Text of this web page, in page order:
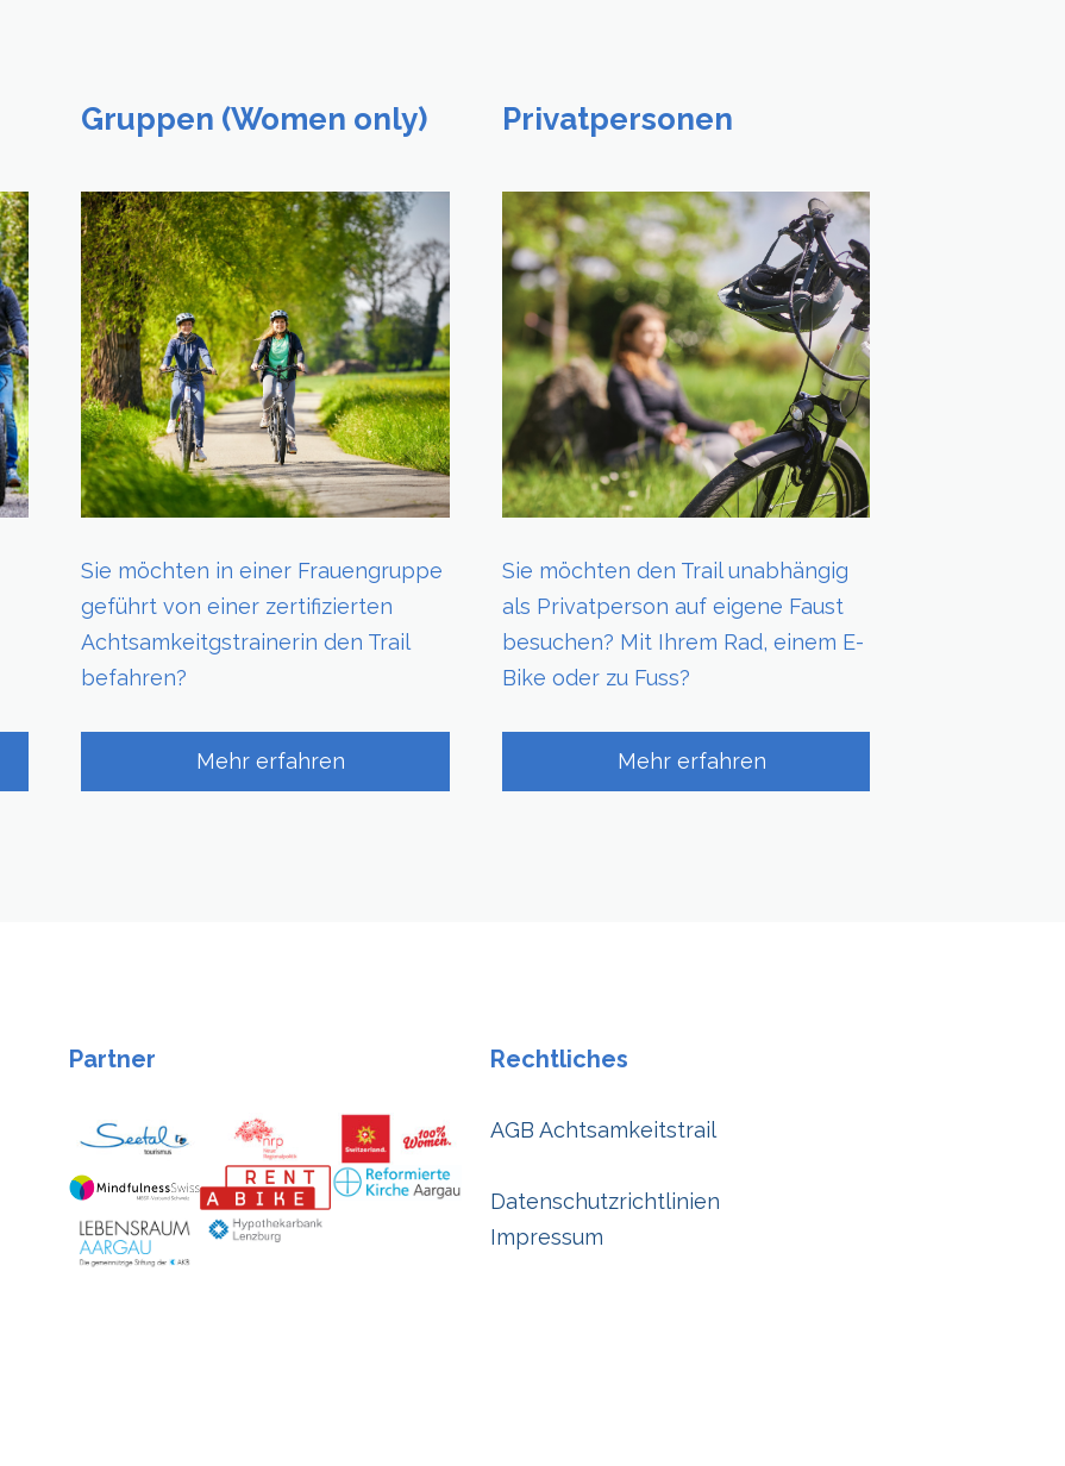
Gruppen (Women only)
Sie möchten in einer Frauengruppe
geführt von einer zertifizierten
Achtsamkeitgstrainerin den Trail
befahren?
Mehr erfahren
Privatpersonen
Sie möchten den Trail unabhängig
als Privatperson auf eigene Faust
besuchen? Mit Ihrem Rad, einem E-
Bike oder zu Fuss?
Mehr erfahren
Partner Rechtliches
AGB Achtsamkeitstrail
Datenschutzrichtlinien
Impressum